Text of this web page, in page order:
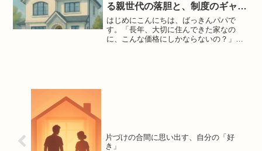
る親世代の落胆と、制度のギャッ
プ」
はじめにこんにちは、ばっきんパパで
す。「長年、大切に住んできた家なの
に、こんな価格にしかならないの？」ご
片づけの合間に思い出す、自分の「好
き」